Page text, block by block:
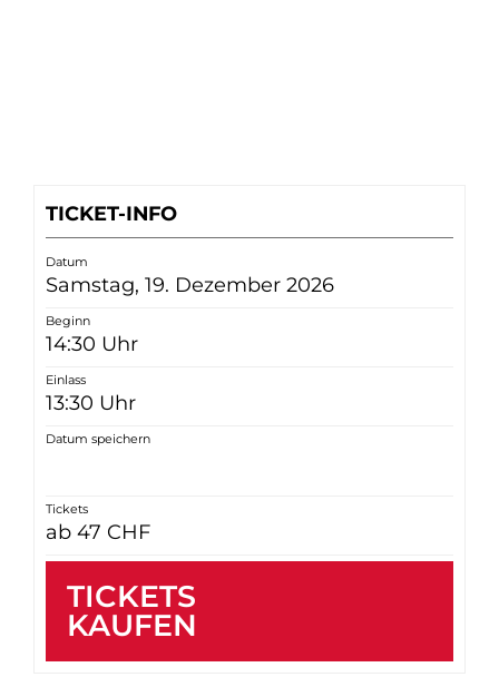
TICKET-INFO
Datum
Samstag, 19. Dezember 2026
Beginn
14:30 Uhr
Einlass
13:30 Uhr
Datum speichern
Tickets
ab 47 CHF
TICKETS
KAUFEN